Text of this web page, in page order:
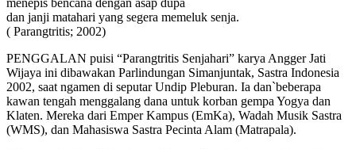
menepis bencana dengan asap dupa
dan janji matahari yang segera memeluk senja.
( Parangtritis; 2002)
PENGGALAN puisi “Parangtritis Senjahari” karya Angger Jati
Wijaya ini dibawakan Parlindungan Simanjuntak, Sastra Indonesia
2002, saat ngamen di seputar Undip Pleburan. Ia dan`beberapa
kawan tengah menggalang dana untuk korban gempa Yogya dan
Klaten. Mereka dari Emper Kampus (EmKa), Wadah Musik Sastra
(WMS), dan Mahasiswa Sastra Pecinta Alam (Matrapala).